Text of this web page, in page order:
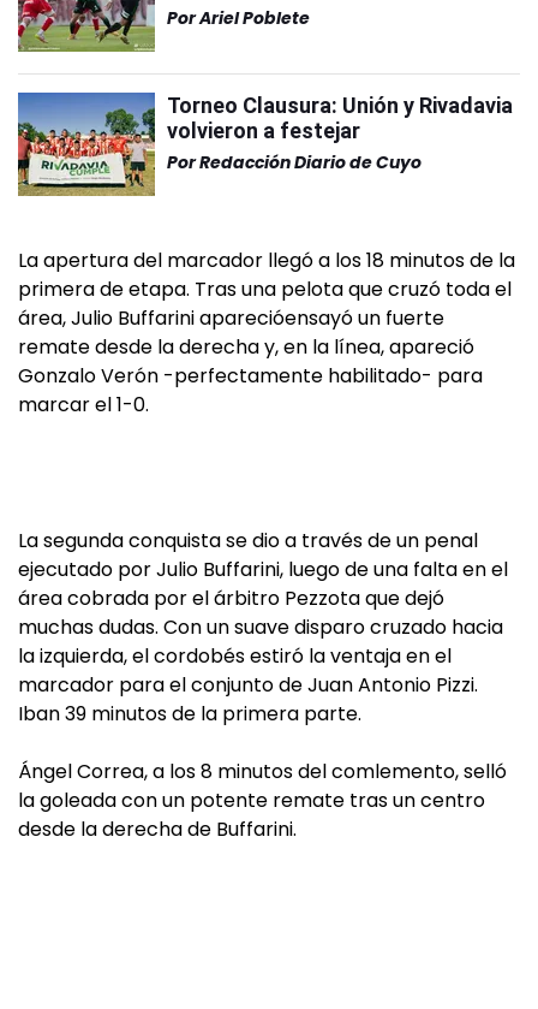
PorAriel Poblete
Torneo Clausura: Unión y Rivadavia
volvieron a festejar
PorRedacción Diario de Cuyo
La apertura del marcador llegó a los 18 minutos de la
primera de etapa. Tras una pelota que cruzó toda el
área, Julio Buffarini aparecióensayó un fuerte
remate desde la derecha y, en la línea, apareció
Gonzalo Verón -perfectamente habilitado- para
marcar el 1-0.
La segunda conquista se dio a través de un penal
ejecutado por Julio Buffarini, luego de una falta en el
área cobrada por el árbitro Pezzota que dejó
muchas dudas. Con un suave disparo cruzado hacia
la izquierda, el cordobés estiró la ventaja en el
marcador para el conjunto de Juan Antonio Pizzi.
Iban 39 minutos de la primera parte.
Ángel Correa, a los 8 minutos del comlemento, selló
la goleada con un potente remate tras un centro
desde la derecha de Buffarini.